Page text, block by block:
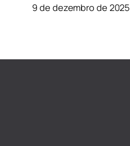
9 de dezembro de 2025